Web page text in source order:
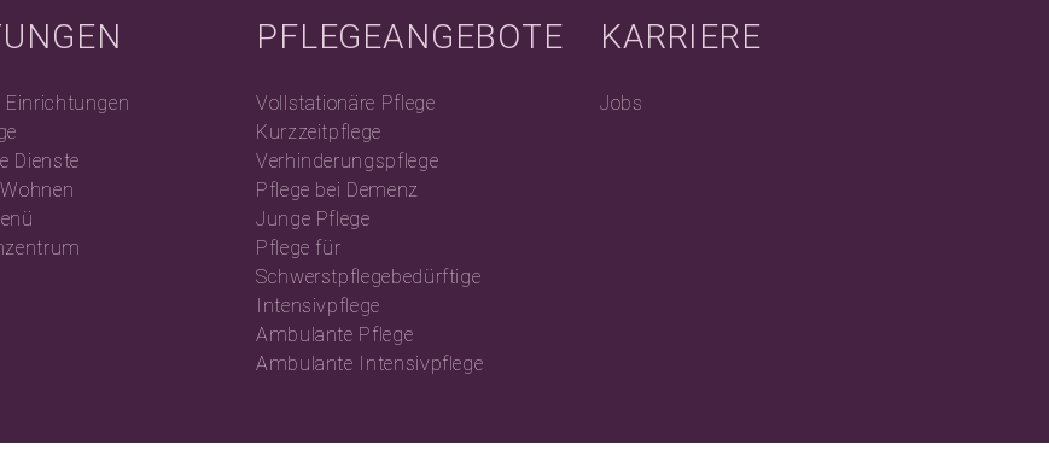
Einrichtungen
Dienste
PFLEGEANGEBOTE
Vollstationäre Pflege
Kurzzeitpflege
Verhinderungspflege
Pflege bei Demenz
Junge Pflege
Pflege für
Schwerstpflegebedürftige
Intensivpflege
Ambulante Pflege
Ambulante Intensivpflege
KARRIERE
Jobs